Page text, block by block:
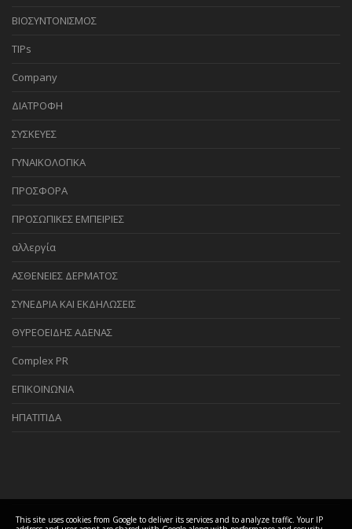
ΒΙΟΣΥΝΤΟΝΙΣΜΟΣ
TIPs
Company
ΔΙΑΤΡΟΦΗ
ΣΥΣΚΕΥΕΣ
ΓΥΝΑΙΚΟΛΟΓΙΚΑ
ΠΡΟΣΦΟΡΑ
ΠΡΟΣΩΠΙΚΕΣ ΕΜΠΕΙΡΙΕΣ
αλλεργία
ΑΣΘΕΝΕΙΕΣ ΔΕΡΜΑΤΟΣ
ΣΥΝΕΔΡΙΑ ΚΑΙ ΕΚΔΗΛΩΣΕΙΣ
ΘΥΡΕΟΕΙΔΗΣ ΑΔΕΝΑΣ
Complex PR
ΕΠΙΚΟΙΝΩΝΙΑ
ΗΠΑΤΙΤΙΔΑ
This site uses cookies from Google to deliver its services and to analyze traffic. Your IP